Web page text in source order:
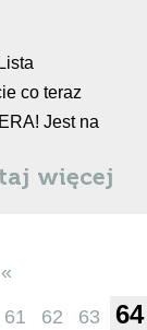
co teraz
Jest na
więcej
«
61 62 63 64